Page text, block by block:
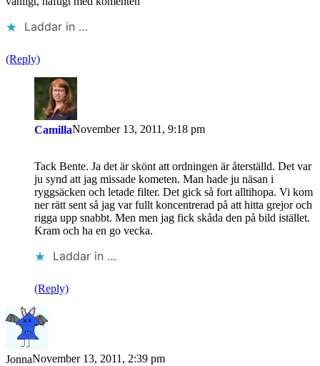
Laddar in …
(Reply)
CamillaNovember 13, 2011, 9:18 pm
Tack Bente. Ja det är skönt att ordningen är återställd. Det var
ju synd att jag missade kometen. Man hade ju näsan i
ryggsäcken och letade filter. Det gick så fort alltihopa. Vi kom
ner rätt sent så jag var fullt koncentrerad på att hitta grejor och
rigga upp snabbt. Men men jag fick skåda den på bild istället.
Kram och ha en go vecka.
Laddar in …
(Reply)
JonnaNovember 13, 2011, 2:39 pm